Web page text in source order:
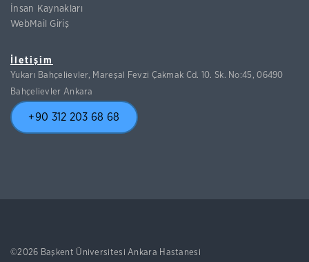
İnsan Kaynakları
WebMail Giriş
İletişim
Yukarı Bahçelievler, Mareşal Fevzi Çakmak Cd. 10. Sk. No:45, 06490
Bahçelievler Ankara
+90 312 203 68 68
©2026 Başkent Üniversitesi Ankara Hastanesi